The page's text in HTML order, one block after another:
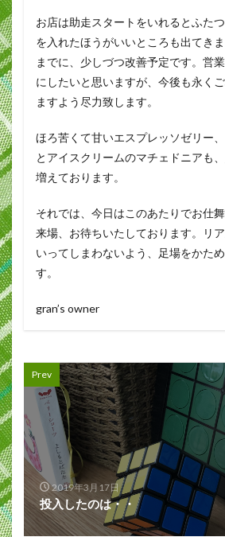
お店は助走スタートをいれるとふた
を入れたほうがいいところも出てき
までに、少しづつ改善予定です。営
にしたいと思いますが、今後も永く
ますよう尽力致します。
ほろ苦くて甘いエスプレッソゼリー
とアイスクリームのマチェドニアも
増えております。
それでは、今日はこのあたりでお仕
来場、お待ちいたしております。リ
いってしまわないよう、足場をかた
す。
gran’s owner
Prev
2019年3月17日
投入したのは・・